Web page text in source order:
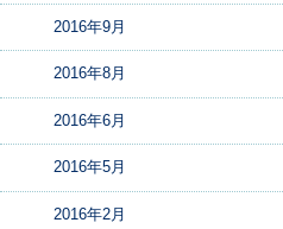
2016年9月
2016年8月
2016年6月
2016年5月
2016年2月